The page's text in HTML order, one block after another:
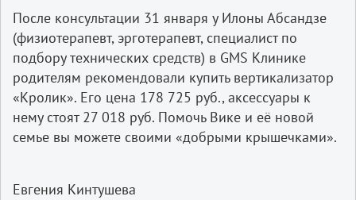
После консультации 31 января у Илоны Абсандзе
(физиотерапевт, эрготерапевт, специалист по
подбору технических средств) в GMS Клинике
родителям рекомендовали купить вертикализатор
«Кролик». Его цена 178 725 руб., аксессуары к
нему стоят 27 018 руб. Помочь Вике и её новой
семье вы можете своими «добрыми крышечками».
Евгения Кинтушева